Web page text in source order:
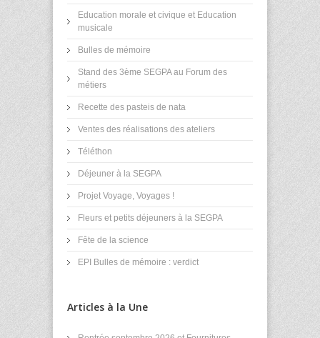
Education morale et civique et Education
musicale
Bulles de mémoire
Stand des 3ème SEGPA au Forum des
métiers
Recette des pasteis de nata
Ventes des réalisations des ateliers
Téléthon
Déjeuner à la SEGPA
Projet Voyage, Voyages !
Fleurs et petits déjeuners à la SEGPA
Fête de la science
EPI Bulles de mémoire : verdict
Articles à la Une